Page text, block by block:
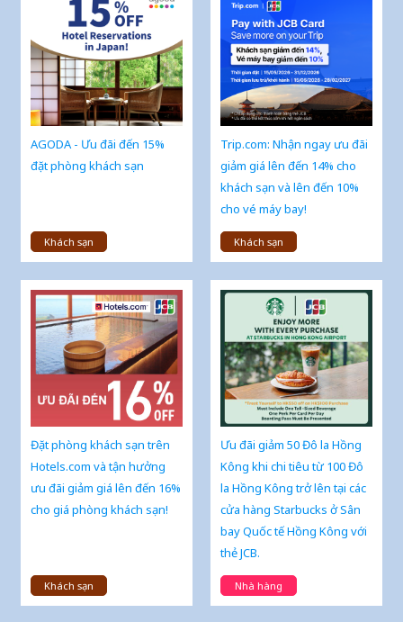
AGODA - Ưu đãi đến 15%
đặt phòng khách sạn
Khách sạn
Trip.com: Nhận ngay ưu đãi
giảm giá lên đến 14% cho
khách sạn và lên đến 10%
cho vé máy bay!
Khách sạn
Đặt phòng khách sạn trên
Hotels.com và tận hưởng
ưu đãi giảm giá lên đến 16%
cho giá phòng khách sạn!
Khách sạn
Ưu đãi giảm 50 Đô la Hồng
Kông khi chi tiêu từ 100 Đô
la Hồng Kông trở lên tại các
cửa hàng Starbucks ở Sân
bay Quốc tế Hồng Kông với
thẻ JCB.
Nhà hàng